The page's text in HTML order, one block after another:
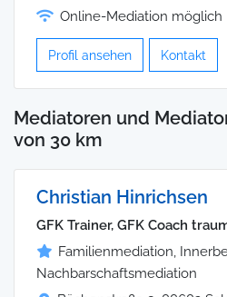
Online-Mediation möglich
Profil ansehen Kontakt
Mediatoren und
von 30 km
Christian Hinrichsen
GFK Trainer, GFK Coach
Familienmediation,
Nachbarschaftsmediation